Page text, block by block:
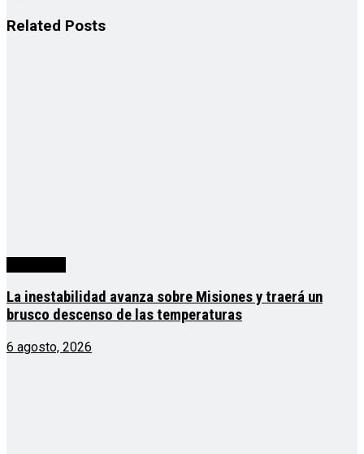
Related Posts
La inestabilidad avanza sobre Misiones y traerá un
brusco descenso de las temperaturas
6 agosto, 2026